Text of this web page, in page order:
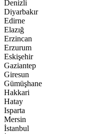
Denizli
Diyarbakır
Edirne
Elazığ
Erzincan
Erzurum
Eskişehir
Gaziantep
Giresun
Gümüşhane
Hakkari
Hatay
Isparta
Mersin
İstanbul